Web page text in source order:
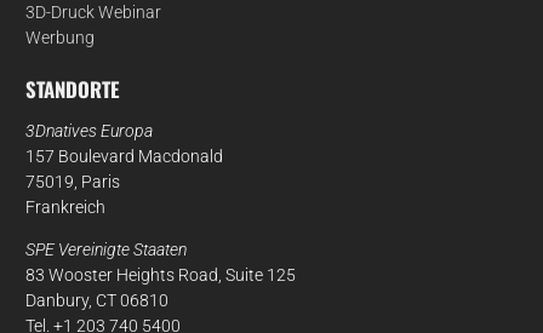
3D-Druck Webinar
Werbung
STANDORTE
3Dnatives Europa
157 Boulevard Macdonald
75019, Paris
Frankreich
SPE Vereinigte Staaten
83 Wooster Heights Road, Suite 125
Danbury, CT 06810
Tel. +1 203 740 5400